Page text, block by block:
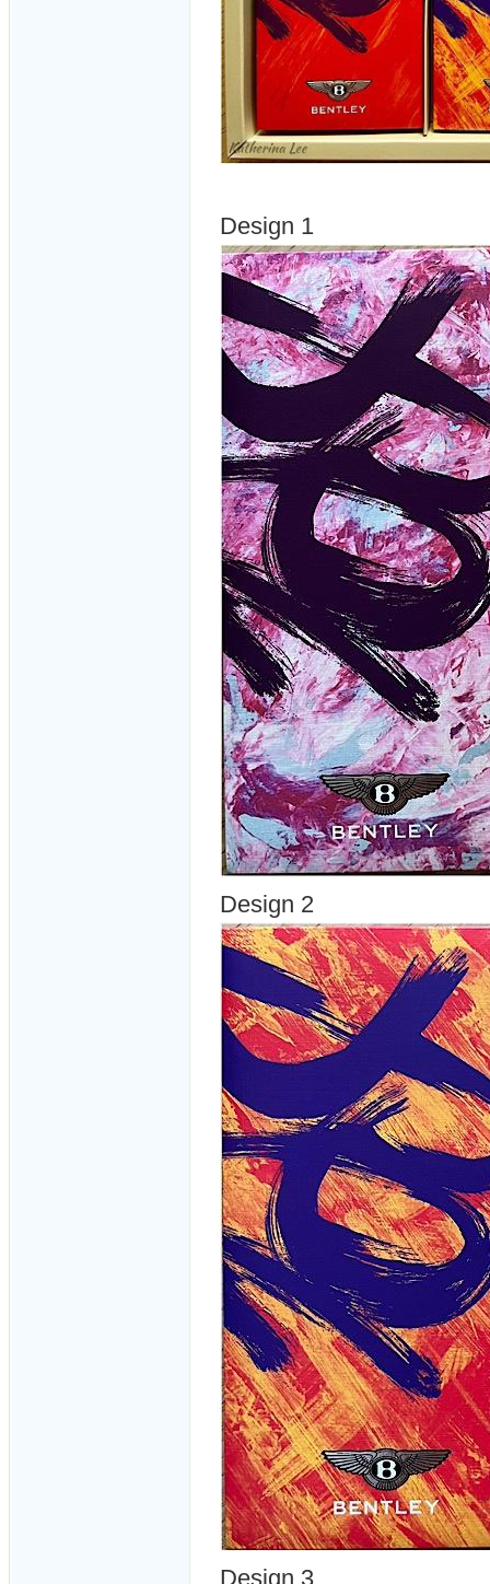
Design 1
Design 2
Design 3